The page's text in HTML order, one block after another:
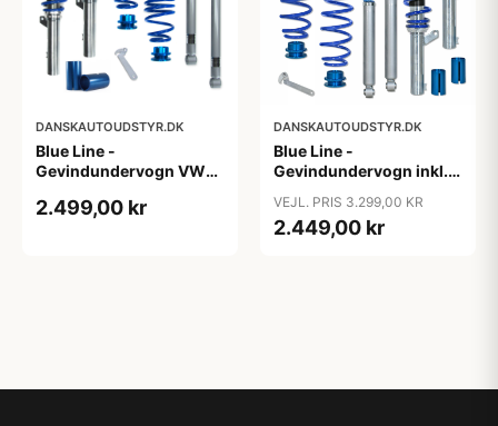
DANSKAUTOUDSTYR.DK
Blue Line -
Gevindundervogn VW
2014- - Multi-link,
2.499,00 kr
DANSKAUTOUDSTYR.DK
Blue Line -
Gevindundervogn inkl.
1.4 TSi, 1.6, 2.0, 2.0T /
DSG, 1.9 TDi
VEJL. PRIS 3.299,00 KR
2.449,00 kr